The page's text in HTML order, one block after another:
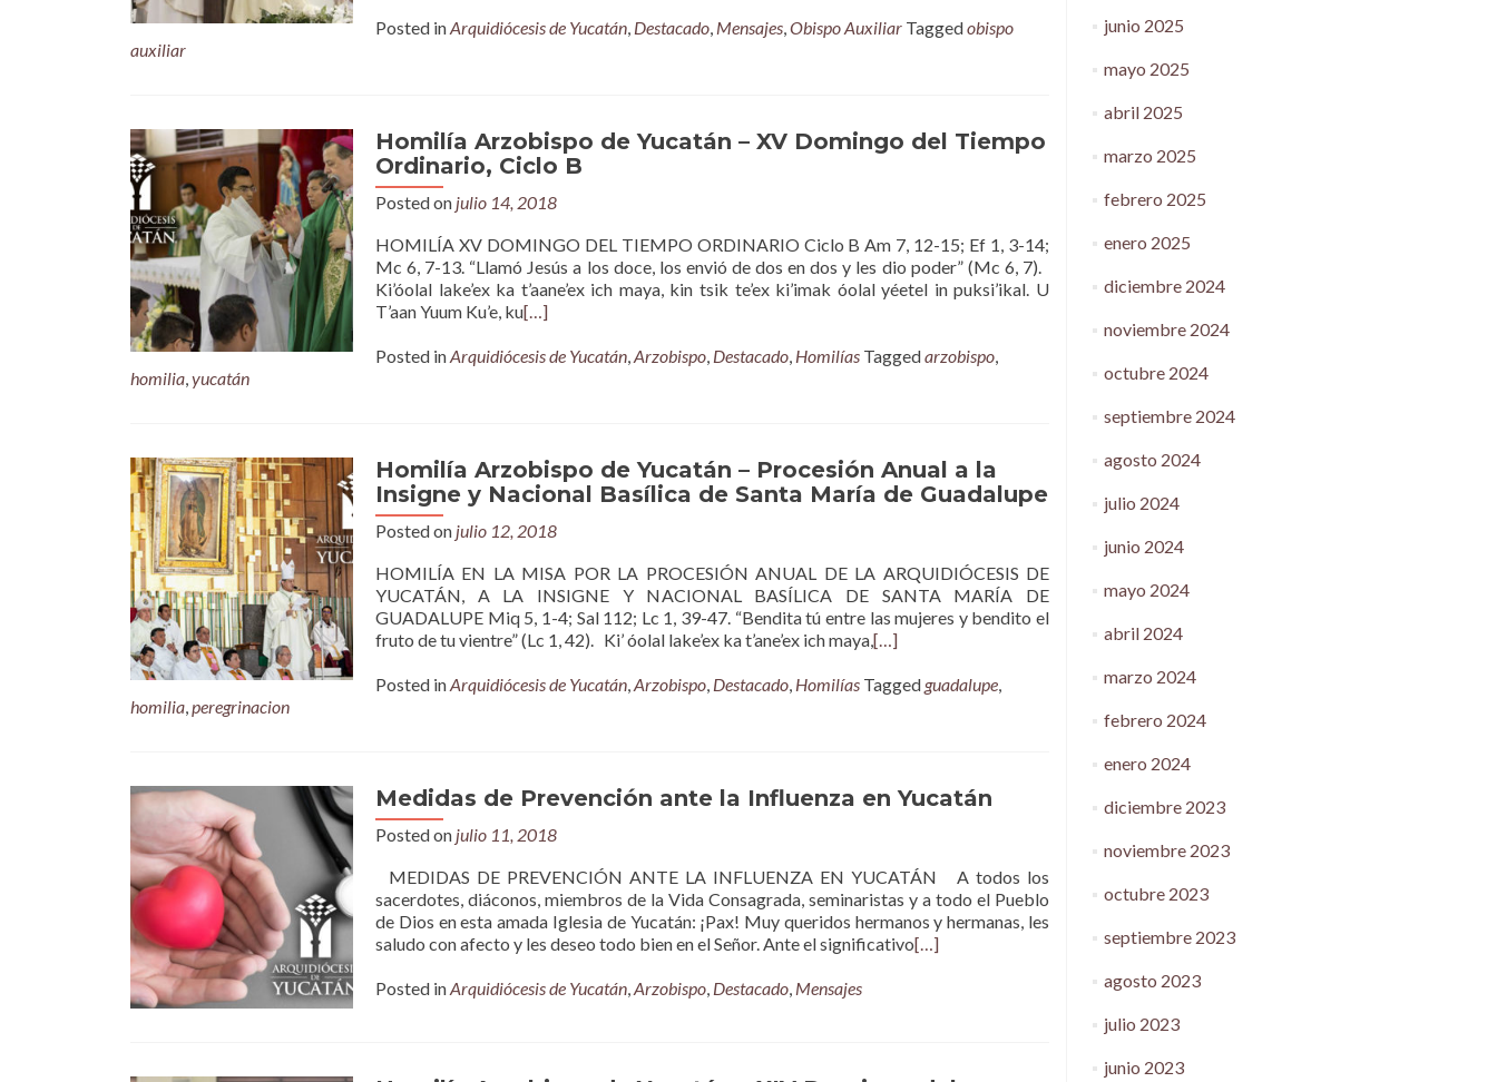
Posted inArquidiócesis de Yucatán, Destacado, Mensajes,Obispo Auxiliar Taggedobispo
auxiliar
Homilía Arzobispo de Yucatán – XV Domingo del Tiempo
Ordinario, Ciclo B
Posted on julio 14, 2018
HOMILÍA XV DOMINGO DEL TIEMPO ORDINARIO Ciclo B Am 7, 12-15; Ef 1, 3-14;
Mc 6, 7-13. “Llamó Jesús a los doce, los envió de dos en dos y les dio poder” (Mc 6, 7).
Ki’óolal lake’ex ka t’aane’ex ich maya, kin tsik te’ex ki’imak óolal yéetel in puksi’ikal. U
T’aan Yuum Ku’e, ku[…]
Posted inArquidiócesis de Yucatán,Arzobispo, Destacado, Homilías Taggedarzobispo,
homilia,yucatán
Homilía Arzobispo de Yucatán – Procesión Anual a la
Insigne y Nacional Basílica de Santa María de Guadalupe
Posted on julio 12, 2018
HOMILÍA EN LA MISA POR LA PROCESIÓN ANUAL DE LA ARQUIDIÓCESIS DE
YUCATÁN, A LA INSIGNE Y NACIONAL BASÍLICA DE SANTA MARÍA DE
GUADALUPE Miq 5, 1-4; Sal 112; Lc 1, 39-47. “Bendita tú entre las mujeres y bendito el
fruto de tu vientre” (Lc 1, 42). Ki’ óolal lake’ex ka t’ane’ex ich maya,[…]
Posted inArquidiócesis de Yucatán,Arzobispo, Destacado, Homilías Tagged guadalupe,
homilia,peregrinacion
Medidas de Prevención ante la Influenza en Yucatán
Posted on julio 11, 2018
MEDIDAS DE PREVENCIÓN ANTE LA INFLUENZA EN YUCATÁN A todos los
sacerdotes, diáconos, miembros de la Vida Consagrada, seminaristas y a todo el Pueblo
de Dios en esta amada Iglesia de Yucatán: ¡Pax! Muy queridos hermanos y hermanas, les
saludo con afecto y les deseo todo bien en el Señor. Ante el significativo[…]
Posted inArquidiócesis de Yucatán,Arzobispo, Destacado, Mensajes
junio 2025
mayo 2025
abril 2025
marzo 2025
febrero 2025
enero 2025
diciembre 2024
noviembre 2024
octubre 2024
septiembre 2024
agosto 2024
julio 2024
junio 2024
mayo 2024
abril 2024
marzo 2024
febrero 2024
enero 2024
diciembre 2023
noviembre 2023
octubre 2023
septiembre 2023
agosto 2023
julio 2023
junio 2023